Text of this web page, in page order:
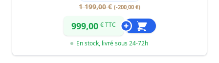
1 199,00 € (-200,00 €)
999,00 € TTC
En stock, livré sous 24-72h